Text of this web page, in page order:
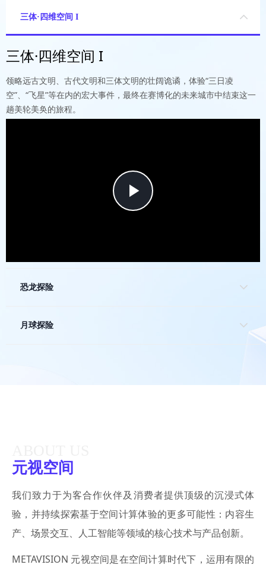
三体·四维空间 I
三体·四维空间 I
领略远古文明、古代文明和三体文明的壮阔诡谲，体验“三日凌
空”、“飞星”等在内的宏大事件，最终在赛博化的未来城市中结束这一
趟美轮美奂的旅程。
Play
恐龙探险
月球探险
元视空间
我们致力于为客合作伙伴及消费者提供顶级的沉浸式体
验，并持续探索基于空间计算体验的更多可能性：内容生
产、场景交互、人工智能等领域的核心技术与产品创新。
METAVISION 元视空间是在空间计算时代下，运用有限的